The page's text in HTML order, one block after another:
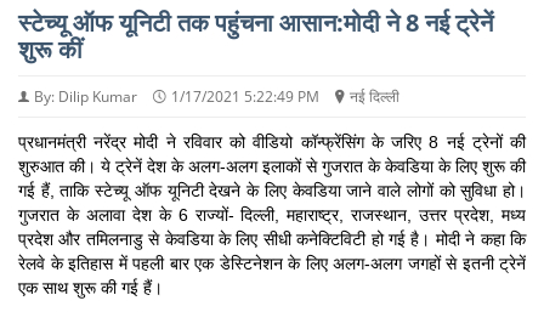
स्टेच्यू ऑफ यूनिटी तक पहुंचना आसान:मोदी ने 8 नई ट्रेनें
शुरू कीं
By: Dilip Kumar 1/17/2021 5:22:49 PM नई दिल्ली
प्रधानमंत्री नरेंद्र मोदी ने रविवार को वीडियो कॉन्फ्रेंसिंग के जरिए 8 नई ट्रेनों की
शुरुआत की। ये ट्रेनें देश के अलग-अलग इलाकों से गुजरात के केवडिया के लिए शुरू की
गई हैं, ताकि स्टेच्यू ऑफ यूनिटी देखने के लिए केवडिया जाने वाले लोगों को सुविधा हो।
गुजरात के अलावा देश के 6 राज्यों- दिल्ली, महाराष्ट्र, राजस्थान, उत्तर प्रदेश, मध्य
प्रदेश और तमिलनाडु से केवडिया के लिए सीधी कनेक्टिविटी हो गई है। मोदी ने कहा कि
रेलवे के इतिहास में पहली बार एक डेस्टिनेशन के लिए अलग-अलग जगहों से इतनी ट्रेनें
एक साथ शुरू की गई हैं।